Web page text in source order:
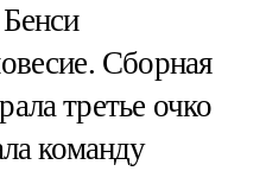
Сборная
третье очко
команду